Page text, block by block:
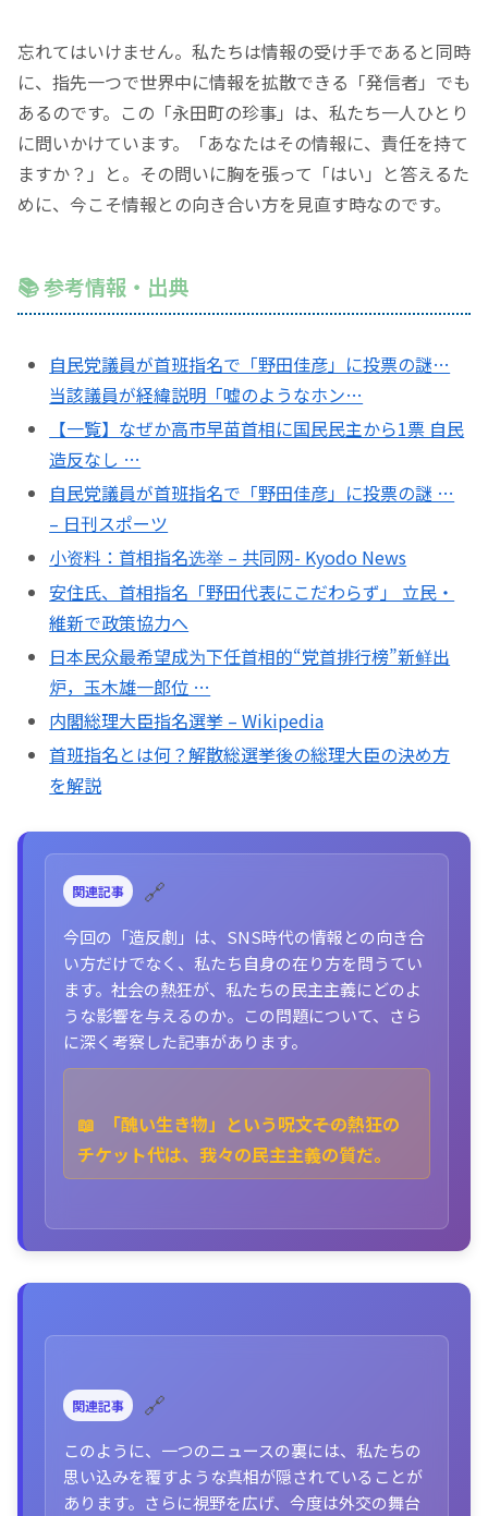
忘れてはいけません。私たちは情報の受け手であると同時
に、指先一つで世界中に情報を拡散できる 「発信者」 でも
あるのです。この 「永田町の珍事」 は、私たち一人ひとり
に問いかけています。
「あなたはその情報に、責任を持て
ますか？」 と。その問いに胸を張って 「はい」 と答えるた
めに、今こそ情報との向き合い方を見直す時なのです。
📚 参考情報・出典
自民党議員が首班指名で「野田佳彦」に投票の謎…
当該議員が経緯説明「嘘のようなホン…
【一覧】なぜか高市早苗首相に国民民主から1票 自民
造反なし …
自民党議員が首班指名で「野田佳彦」に投票の謎 …
– 日刊スポーツ
小资料：首相指名选举 – 共同网- Kyodo News
安住氏、首相指名「野田代表にこだわらず」 立民・
維新で政策協力へ
日本民众最希望成为下任首相的“党首排行榜”新鲜出
炉，玉木雄一郎位 …
内閣総理大臣指名選挙 – Wikipedia
首班指名とは何？解散総選挙後の総理大臣の決め方
を解説
関連記事 🔗
今回の「造反劇」は、SNS時代の情報との向き合
い方だけでなく、私たち自身の在り方を問うてい
ます。社会の熱狂が、私たちの民主主義にどのよ
うな影響を与えるのか。この問題について、さら
に深く考察した記事があります。
📖
「醜い生き物」という呪文――その熱狂の
チケット代は、我々の民主主義の質だ。
関連記事 🔗
このように、一つのニュースの裏には、私たちの
思い込みを覆すような真相が隠されていることが
あります。さらに視野を広げ、今度は外交の舞台